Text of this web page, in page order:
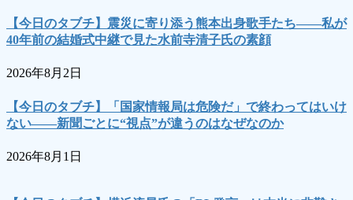
【今日のタブチ】震災に寄り添う熊本出身歌手たち――私が
40年前の結婚式中継で見た水前寺清子氏の素顔
2026年8月2日
【今日のタブチ】「国家情報局は危険だ」で終わってはいけ
ない――新聞ごとに“視点”が違うのはなぜなのか
2026年8月1日